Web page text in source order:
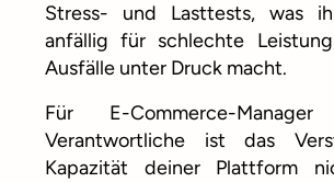
Stress- und Lasttests, was
anfällig für schlechte
Ausfälle unter Druck macht.
Für E-Commerce-
Verantwortliche ist das
Kapazität deiner Plattform